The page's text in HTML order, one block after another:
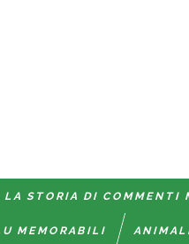
LA STORIA DI COMMENTI
MEMORABILI